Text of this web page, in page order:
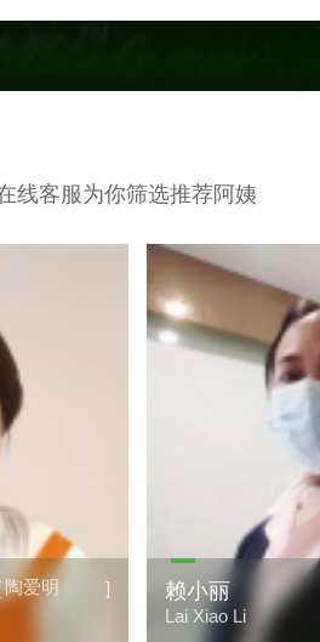
线客服为你筛选推荐阿姨
陶爱明 ] 赖小丽
Lai Xiao Li